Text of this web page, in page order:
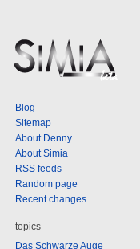
Blog
Sitemap
About Denny
About Simia
RSS feeds
Random page
Recent changes
topics
Das Schwarze Auge